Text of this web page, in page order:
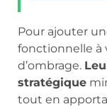
Pour ajouter
fonctionnelle à
d’ombrage.
stratégique
tout en